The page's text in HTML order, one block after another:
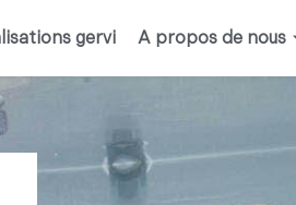
gervi A propos de nous